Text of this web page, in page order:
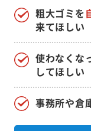
使わなくな
してほしい
粗大ゴミを
来てほしい
事務所や倉